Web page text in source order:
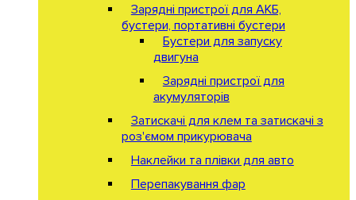
Зарядні пристрої для АКБ,
бустери, портативні бустери
Бустери для запуску
двигуна
Зарядні пристрої для
акумуляторів
Затискачі для клем та затискачі з
роз'ємом прикурювача
Наклейки та плівки для авто
Перепакування фар